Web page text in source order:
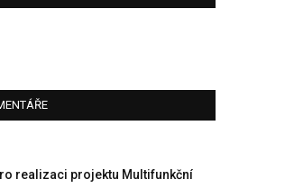
realizaci projektu Multifunkční